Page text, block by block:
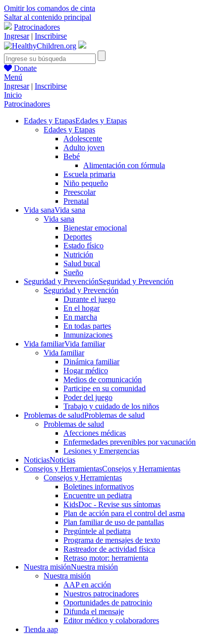
Omitir los comandos de cinta
Saltar al contenido principal
Patrocinadores
Ingresar| Inscribirse
Donate
Menú
Ingresar| Inscribirse
Inicio
Patrocinadores
Edades y EtapasEdades y Etapas
Edades y Etapas
Adolescente
Adulto joven
Bebé
Alimentación con fórmula
Escuela primaria
Niño pequeño
Preescolar
Prenatal
Vida sanaVida sana
Vida sana
Bienestar emocional
Deportes
Estado físico
Nutrición
Salud bucal
Sueño
Seguridad y PrevenciónSeguridad y Prevención
Seguridad y Prevención
Durante el juego
En el hogar
En marcha
En todas partes
Inmunizaciones
Vida familiarVida familiar
Vida familiar
Dinámica familiar
Hogar médico
Medios de comunicación
Participe en su comunidad
Poder del juego
Trabajo y cuidado de los niños
Problemas de saludProblemas de salud
Problemas de salud
Afecciones médicas
Enfermedades prevenibles por vacunación
Lesiones y Emergencias
NoticiasNoticias
Consejos y HerramientasConsejos y Herramientas
Consejos y Herramientas
Boletines informativos
Encuentre un pediatra
KidsDoc - Revise sus síntomas
Plan de acción para el control del asma
Plan familiar de uso de pantallas
Pregúntele al pediatra
Programa de mensajes de texto
Rastre​​ador de activida​d física
Retraso motor: herramienta
Nuestra misiónNuestra misión
Nuestra misión
AAP en acción
Nuestros patrocinadores
Oportunidades de patrocinio
Difunda el mensaje
Editor médico y colaboradores
Tienda aap